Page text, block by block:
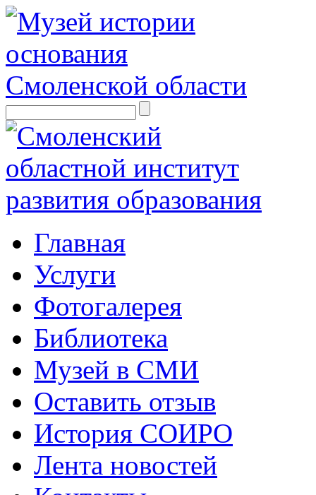
Главная
Услуги
Фотогалерея
Библиотека
Музей в СМИ
Оставить отзыв
История СОИРО
Лента новостей